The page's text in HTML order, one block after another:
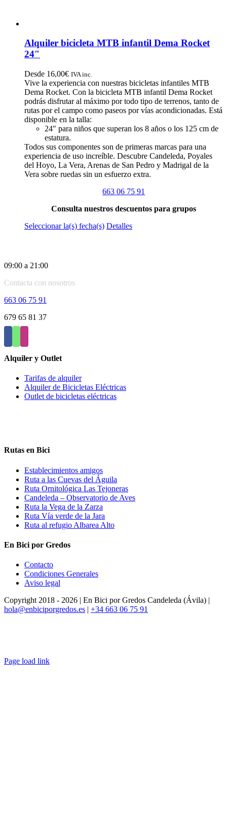
Alquiler bicicleta MTB infantil Dema Rocket
24″
Desde 16,00€ IVA inc.
Vive la experiencia con nuestras bicicletas infantiles MTB
Dema Rocket. Con la bicicleta MTB infantil Dema Rocket
podrás disfrutar al máximo por todo tipo de terrenos, tanto de
rutas por el campo como paseos por vías acondicionadas. Está
disponible en la talla:
24" para niños que superan los 8 años o los 125 cm de
estatura.
Todos sus componentes son de primeras marcas para una
experiencia de uso increíble. Descubre Candeleda, Poyales
del Hoyo, La Vera, Arenas de San Pedro y Madrigal de la
Vera sobre ruedas sin un esfuerzo extra.
663 06 75 91
Consulta nuestros descuentos para grupos
Seleccionar la(s) fecha(s) Este
Detalles
09:00 a 21:00
Contacta con nosotros
663 06 75 91
679 65 81 37
Alquiler y Outlet
Tarifas de alquiler
Alquiler de Bicicletas Eléctricas
Outlet de bicicletas eléctricas
Rutas en Bici
Establecimientos amigos
Ruta a las Cuevas del Águila
Ruta Ornitológica Las Tejoneras
Candeleda – Observatorio de Aves
Ruta la Vega de la Zarza
Ruta Vía verde de la Jara
Ruta al refugio Albarea Alto
En Bici por Gredos
Contacto
Condiciones Generales
Aviso legal
Copyright 2018 - 2026 | En Bici por Gredos Candeleda (Ávila) |
hola@enbiciporgredos.es | +34 663 06 75 91
Page load link